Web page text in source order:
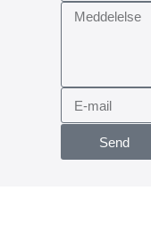
Send